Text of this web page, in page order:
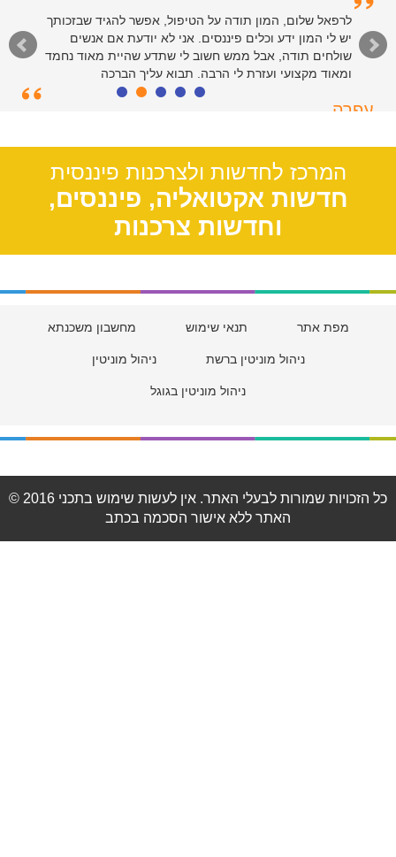
לרפאל שלום, המון תודה על הטיפול, אפשר להגיד שבזכותך
יש לי המון ידע וכלים פיננסים. אני לא יודעת אם אנשים
שולחים תודה, אבל ממש חשוב לי שתדע שהיית מאוד נחמד
ומאוד מקצועי ועזרת לי הרבה. תבוא עליך הברכה
עפרה
המרכז לחדשות ולצרכנות פיננסית
חדשות אקטואליה, פיננסים,
וחדשות צרכנות
מפת אתר תנאי שימוש מחשבון משכנתא
ניהול מוניטין ברשת ניהול מוניטין
ניהול מוניטין בגוגל
© 2016 כל הזכויות שמורות לבעלי האתר. אין לעשות שימוש בתכני
האתר ללא אישור הסכמה בכתב